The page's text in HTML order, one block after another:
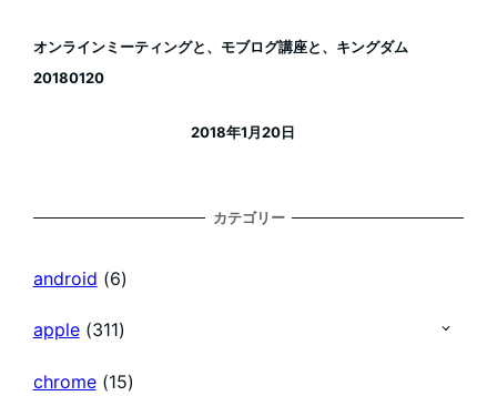
オンラインミーティングと、モブログ講座と、キングダム
20180120
2018年1月20日
カテゴリー
android (6)
apple(311)
chrome(15)